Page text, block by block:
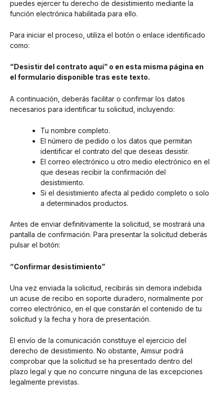
puedes ejercer tu derecho de desistimiento mediante la
función electrónica habilitada para ello.
Para iniciar el proceso, utiliza el botón o enlace identificado
como:
“Desistir del contrato aquí” o en esta misma página en
el formulario disponible tras este texto.
A continuación, deberás facilitar o confirmar los datos
necesarios para identificar tu solicitud, incluyendo:
Tu nombre completo.
El número de pedido o los datos que permitan
identificar el contrato del que deseas desistir.
El correo electrónico u otro medio electrónico en el
que deseas recibir la confirmación del
desistimiento.
Si el desistimiento afecta al pedido completo o solo
a determinados productos.
Antes de enviar definitivamente la solicitud, se mostrará una
pantalla de confirmación. Para presentar la solicitud deberás
pulsar el botón:
“Confirmar desistimiento”
Una vez enviada la solicitud, recibirás sin demora indebida
un acuse de recibo en soporte duradero, normalmente por
correo electrónico, en el que constarán el contenido de tu
solicitud y la fecha y hora de presentación.
El envío de la comunicación constituye el ejercicio del
derecho de desistimiento. No obstante, Aimsur podrá
comprobar que la solicitud se ha presentado dentro del
plazo legal y que no concurre ninguna de las excepciones
legalmente previstas.